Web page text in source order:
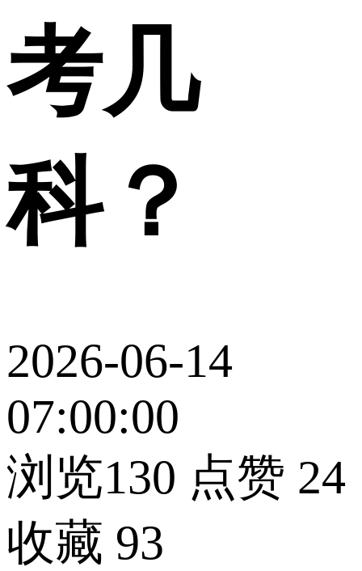
考几
科？
2026-06-14
07:00:00
浏览130 点赞 24
收藏 93